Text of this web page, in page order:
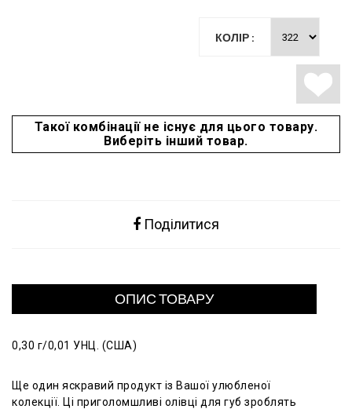
КОЛІР :
Такої комбінації не існує для цього товару.
Виберіть інший товар.
Поділитися
ОПИС ТОВАРУ
0,30 г/0,01 УНЦ. (США)
Ще один яскравий продукт із Вашої улюбленої
колекції. Ці приголомшливі олівці для губ зроблять